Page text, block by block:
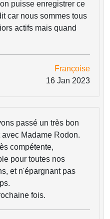
puisse enregistrer ce
car nous sommes tous
actifs mais quand
Françoise
16 Jan 2023
passé un très bon
avec Madame Rodon.
compétente,
pour toutes nos
et n'épargnant pas
fois.